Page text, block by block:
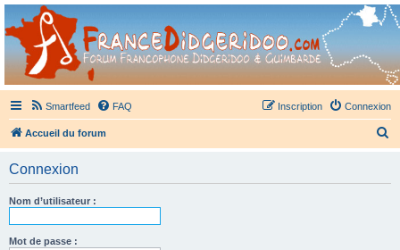
France Didgeridoo
Didgeridoo et Guimbarde sur France Didgeridoo - retrouvez la communauté.
Smartfeed FAQ Connexion
Inscription
Accueil du forum
Connexion
Nom d’utilisateur :
Mot de passe :